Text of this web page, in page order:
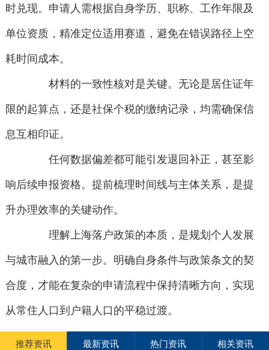
时兑现。申请人需根据自身学历、职称、工作年限及
单位资质，精准定位适用赛道，避免在错误路径上空
耗时间成本。
材料的一致性核对是关键。无论是居住证年
限的起算点，还是社保个税的缴纳记录，均需确保信
息互相印证。
任何数据偏差都可能引发退回补正，甚至影
响后续申报资格。提前梳理时间线与主体关系，是提
升办理效率的关键动作。
理解上海落户政策的本质，是规划个人发展
与城市融入的第一步。明确自身条件与政策条文的契
合度，才能在复杂的申请流程中保持清晰方向，实现
从常住人口到户籍人口的平稳过渡。
推荐资讯 最新资讯 热门资讯 相关资讯